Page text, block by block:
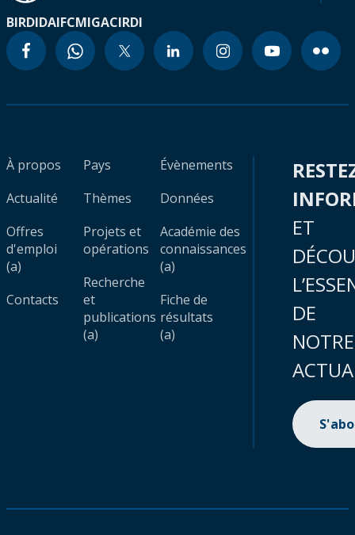
BIRDIDAIFCMIGACIRDI
À propos
Actualité
Offres
d'emploi
(a)
Contacts
Pays
Thèmes
Projets et
opérations
Recherche
et
publications
(a)
Évènements
Données
Académie des
connaissances
(a)
Fiche de
résultats
(a)
ET
DE
NOTRE